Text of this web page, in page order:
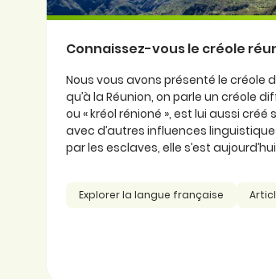
Connaissez-vous le créole
Nous vous avons présenté le créole
qu’à la Réunion, on parle un créole
ou « kréol rénioné », est lui aussi
avec d’autres influences
par les esclaves, elle s’est
Explorer la langue française